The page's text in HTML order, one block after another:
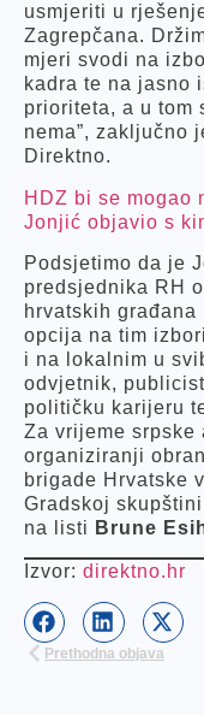
usmjeriti u
Zagrepčana.
mjeri svodi na
kadra te na jasno
prioriteta, a u tom
nema”, zaključno
Direktno.
HDZ bi se mogao
Jonjić objavio s
Podsjetimo da je
predsjednika RH
hrvatskih
opcija na tim
i na lokalnim u
odvjetnik,
političku karijeru
Za vrijeme srpske
organiziranji
brigade Hrvatske
Gradskoj
na listi Brune
Izvor: direktno.hr
Prethodna objava